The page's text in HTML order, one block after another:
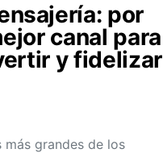
por
canal para
y fidelizar
grandes de los